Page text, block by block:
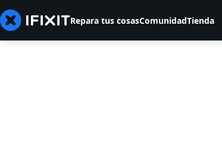
Repara tus cosasComunidadTienda